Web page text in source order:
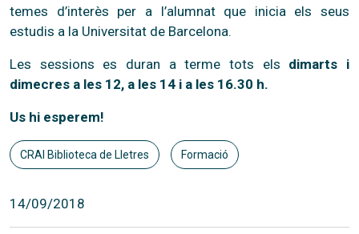
temes d’interès per a l’alumnat que inicia els seus
estudis a la Universitat de Barcelona.
Les sessions es duran a terme tots els dimarts i
dimecres a les 12, a les 14 i a les 16.30 h.
Us hi esperem!
CRAI Biblioteca de Lletres Formació
14/09/2018